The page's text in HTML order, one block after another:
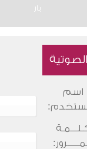
باز
اسم